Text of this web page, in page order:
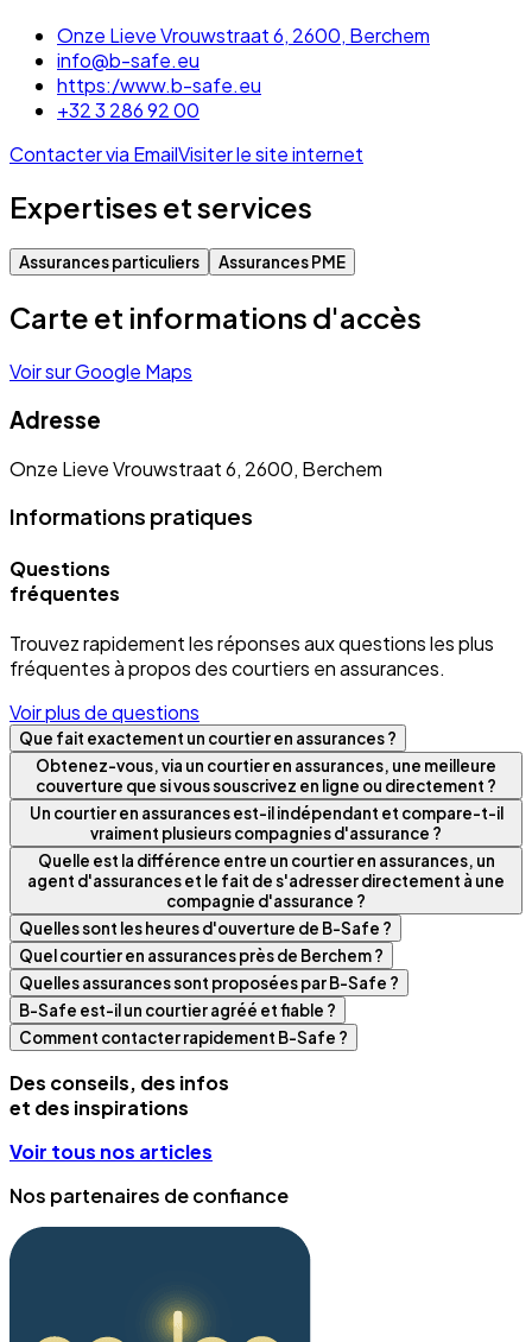
Onze Lieve Vrouwstraat 6, 2600, Berchem
info@b-safe.eu
https:/www.b-safe.eu
+32 3 286 92 00
Contacter via EmailVisiter le site internet
Expertises et services
Assurances particuliers Assurances PME
Carte et informations d'accès
Voir sur Google Maps
Adresse
Onze Lieve Vrouwstraat 6, 2600, Berchem
Informations pratiques
Questions
fréquentes
Trouvez rapidement les réponses aux questions les plus
fréquentes à propos des courtiers en assurances.
Voir plus de questions
Que fait exactement un courtier en assurances ?
Obtenez-vous, via un courtier en assurances, une meilleure
couverture que si vous souscrivez en ligne ou directement ?
Un courtier en assurances est-il indépendant et compare-t-il
vraiment plusieurs compagnies d'assurance ?
Quelle est la différence entre un courtier en assurances, un
agent d'assurances et le fait de s'adresser directement à une
compagnie d'assurance ?
Quelles sont les heures d'ouverture de B-Safe ?
Quel courtier en assurances près de Berchem ?
Quelles assurances sont proposées par B-Safe ?
B-Safe est-il un courtier agréé et fiable ?
Comment contacter rapidement B-Safe ?
Des conseils, des infos
et des inspirations
Voir tous nos articles
Nos partenaires de confiance